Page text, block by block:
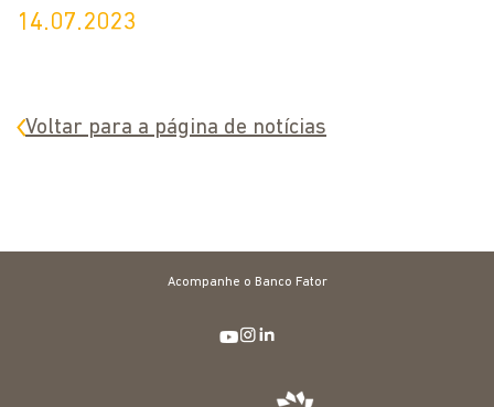
14.07.2023
Voltar para a página de notícias
Acompanhe o Banco Fator